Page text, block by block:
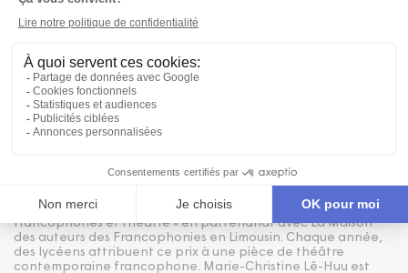
NOUVELLE
SONY-LABOU-TANSI 2006 POUR JOULIKS
par le Pôle national de ressources « Écritures contemporaines
francophones et théâtre » en partenariat avec La Maison
des auteurs des Francophonies en Limousin. Chaque année,
des lycéens attribuent ce prix à une pièce de théâtre
contemporaine francophone. Marie-Christine Lê-Huu est